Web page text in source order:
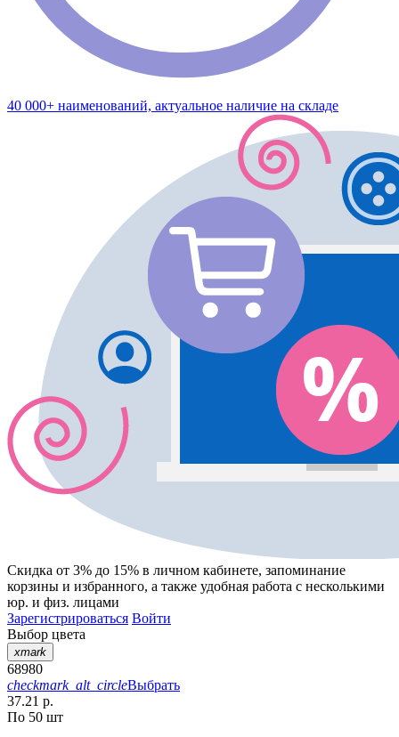
40 000+ наименований, актуальное наличие на складе
Скидка от 3% до 15% в личном кабинете, запоминание
корзины и избранного, а также удобная работа с несколькими
юр. и физ. лицами
Зарегистрироваться Войти
Выбор цвета
xmark
68980
checkmark_alt_circleВыбрать
37.21 р.
По 50 шт